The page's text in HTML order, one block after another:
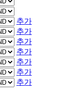
추가
추가
추가
추가
추가
추가
추가